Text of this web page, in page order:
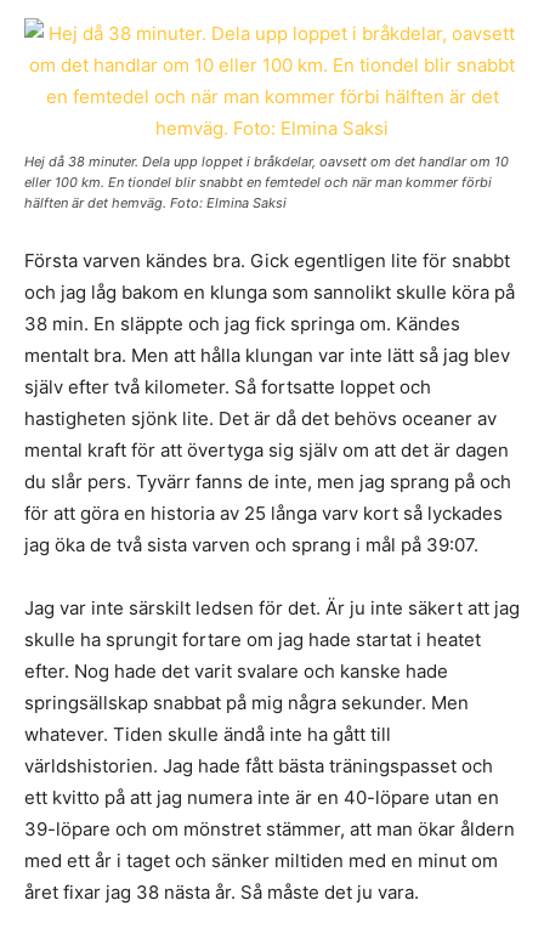
Hej då 38 minuter. Dela upp loppet i bråkdelar, oavsett om det handlar om 10
eller 100 km. En tiondel blir snabbt en femtedel och när man kommer förbi
hälften är det hemväg. Foto: Elmina Saksi
Första varven kändes bra. Gick egentligen lite för snabbt
och jag låg bakom en klunga som sannolikt skulle köra på
38 min. En släppte och jag fick springa om. Kändes
mentalt bra. Men att hålla klungan var inte lätt så jag blev
själv efter två kilometer. Så fortsatte loppet och
hastigheten sjönk lite. Det är då det behövs oceaner av
mental kraft för att övertyga sig själv om att det är dagen
du slår pers. Tyvärr fanns de inte, men jag sprang på och
för att göra en historia av 25 långa varv kort så lyckades
jag öka de två sista varven och sprang i mål på 39:07.
Jag var inte särskilt ledsen för det. Är ju inte säkert att jag
skulle ha sprungit fortare om jag hade startat i heatet
efter. Nog hade det varit svalare och kanske hade
springsällskap snabbat på mig några sekunder. Men
whatever. Tiden skulle ändå inte ha gått till
världshistorien. Jag hade fått bästa träningspasset och
ett kvitto på att jag numera inte är en 40-löpare utan en
39-löpare och om mönstret stämmer, att man ökar åldern
med ett år i taget och sänker miltiden med en minut om
året fixar jag 38 nästa år. Så måste det ju vara.